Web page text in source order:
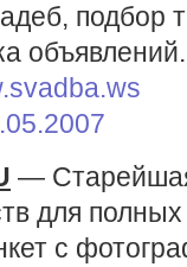
подбор
—
для
с